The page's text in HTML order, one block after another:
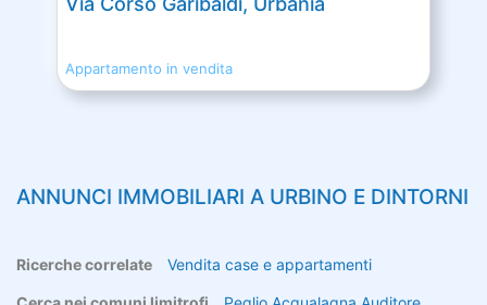
Appartamento in vendita
ANNUNCI IMMOBILIARI A URBINO E DINTORNI
Ricerche correlate Vendita case e appartamenti